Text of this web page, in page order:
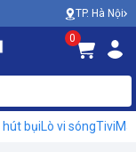
TP. Hà Nội
0
hút bụiLò vi sóngTivi